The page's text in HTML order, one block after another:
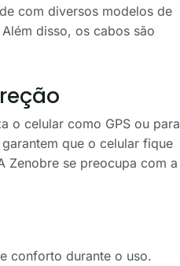
com diversos modelos de
disso, os cabos são
o celular como GPS ou para
que o celular fique
Zenobre se preocupa com a
conforto durante o uso.